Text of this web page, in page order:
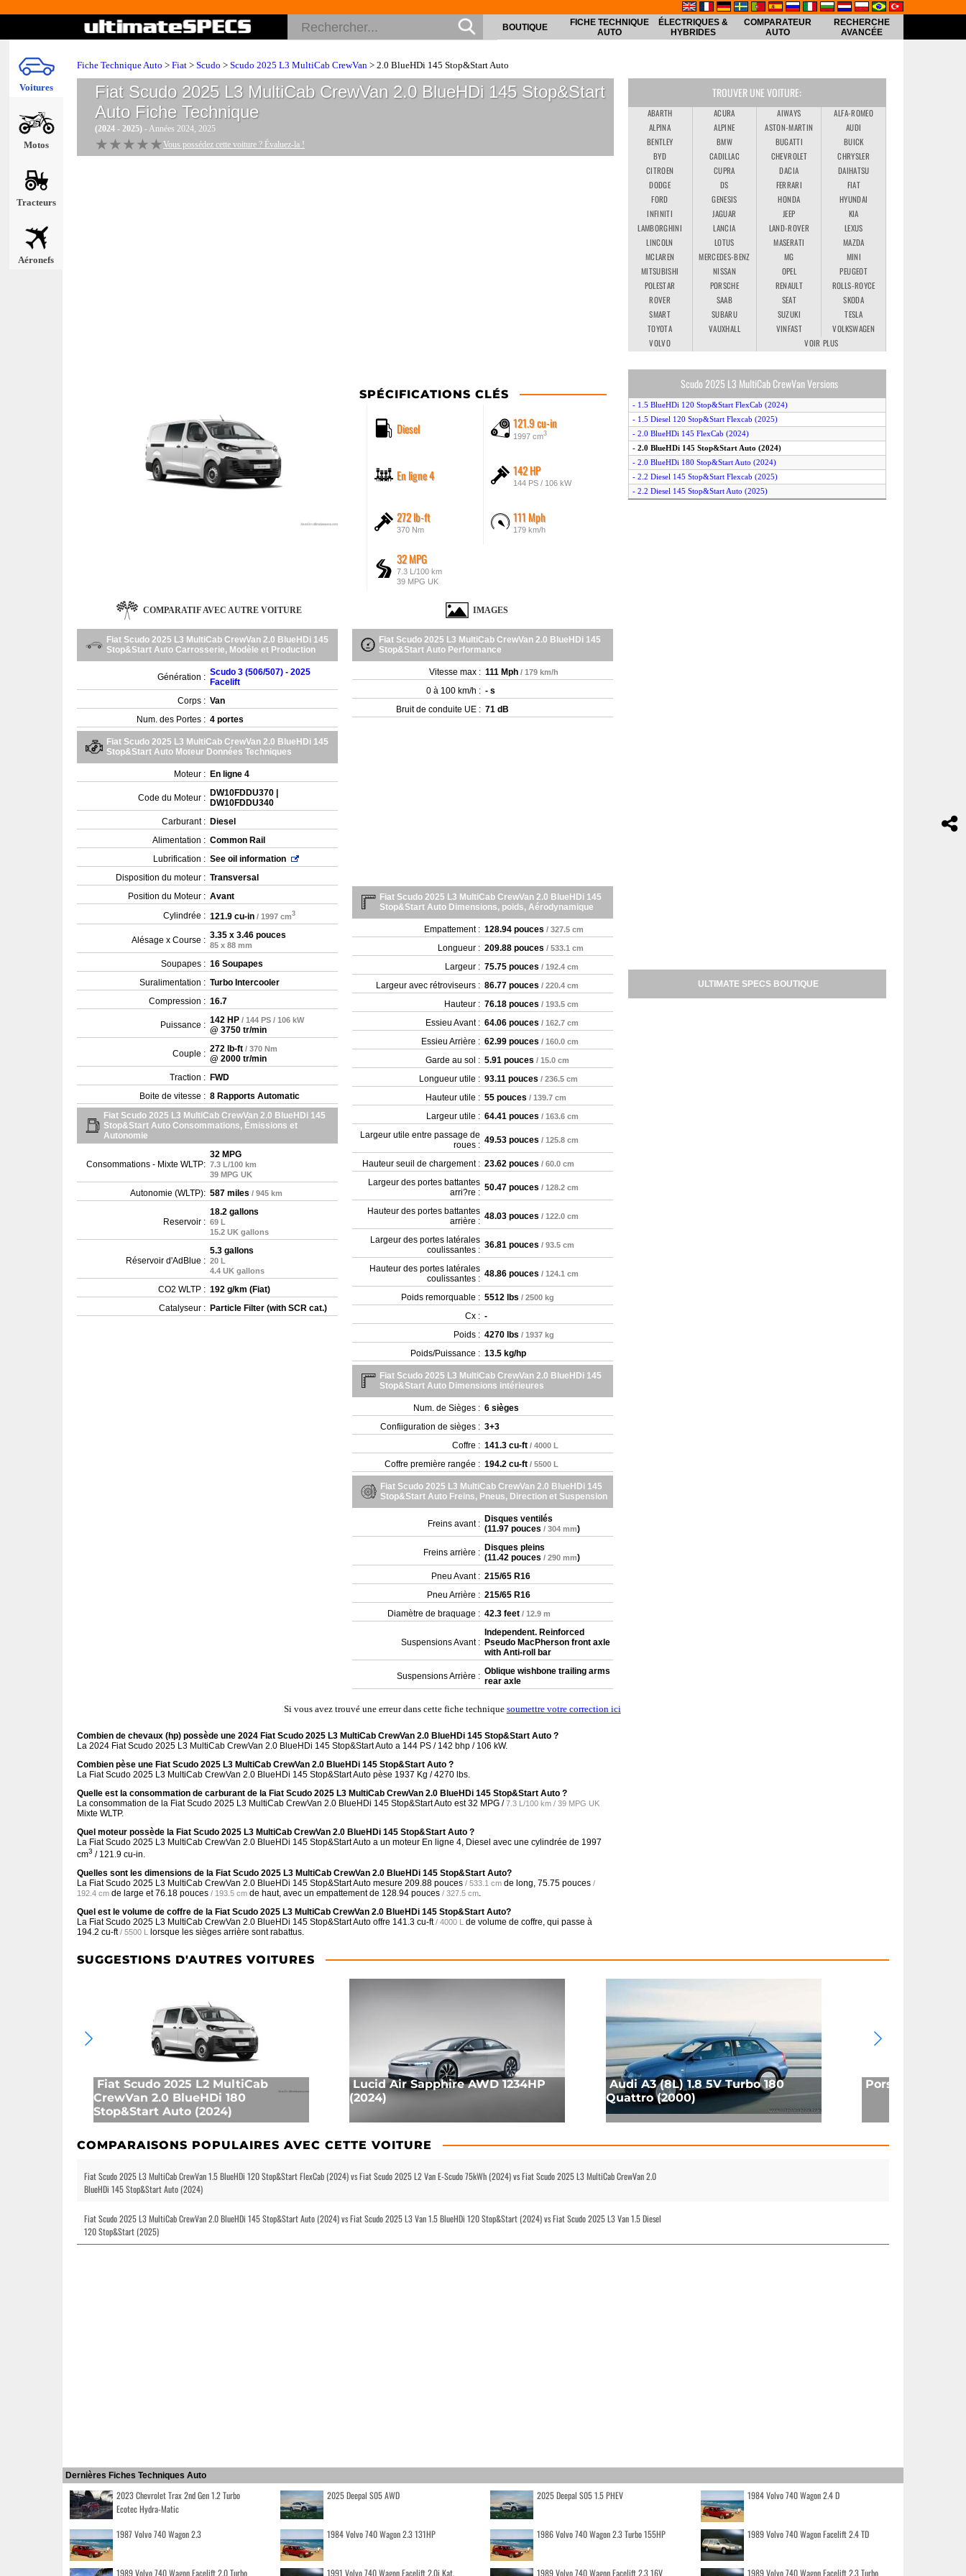
Voitures
Motos
Tracteurs
Aéronefs
BOUTIQUE
FICHE TECHNIQUE
AUTO
ÉLECTRIQUES &
HYBRIDES
COMPARATEUR
AUTO
RECHERCHE
AVANCÉE
Fiche Technique Auto > Fiat > Scudo > Scudo 2025 L3 MultiCab CrewVan > 2.0 BlueHDi 145 Stop&Start Auto
Fiat Scudo 2025 L3 MultiCab CrewVan 2.0 BlueHDi 145 Stop&Start
AutoFiche Technique
(2024 - 2025) - Années 2024, 2025
★★★★★
★★★★★ Vous possédez cette voiture ? Évaluez-la !
SPÉCIFICATIONS CLÉS
Diesel 121.9 cu-in
1997 cm3
En ligne 4 142 HP
144 PS / 106 kW
272 lb-ft
370 Nm
111 Mph
179 km/h
32 MPG
7.3 L/100 km
39 MPG UK
COMPARATIF AVEC AUTRE VOITURE IMAGES
Fiat Scudo 2025 L3 MultiCab CrewVan 2.0 BlueHDi 145
Stop&Start Auto Carrosserie, Modèle et Production
Génération : Scudo 3 (506/507) - 2025
Facelift
Corps : Van
Num. des Portes : 4 portes
Fiat Scudo 2025 L3 MultiCab CrewVan 2.0 BlueHDi 145
Stop&Start Auto Moteur Données Techniques
Moteur : En ligne 4
Code du Moteur : DW10FDDU370 |
DW10FDDU340
Carburant : Diesel
Alimentation : Common Rail
Lubrification : See oil information
Disposition du moteur : Transversal
Position du Moteur : Avant
Cylindrée : 121.9 cu-in / 1997 cm3
Alésage x Course : 3.35 x 3.46 pouces
85 x 88 mm
Soupapes : 16 Soupapes
Suralimentation : Turbo Intercooler
Compression : 16.7
Puissance : 142 HP / 144 PS / 106 kW
@ 3750 tr/min
Couple : 272 lb-ft / 370 Nm
@ 2000 tr/min
Traction : FWD
Boite de vitesse : 8 Rapports Automatic
Fiat Scudo 2025 L3 MultiCab CrewVan 2.0 BlueHDi 145
Stop&Start Auto Consommations, Émissions et
Autonomie
Consommations - Mixte WLTP:
32 MPG
7.3 L/100 km
39 MPG UK
Autonomie (WLTP): 587 miles / 945 km
Reservoir :
18.2 gallons
69 L
15.2 UK gallons
Réservoir d'AdBlue :
5.3 gallons
20 L
4.4 UK gallons
CO2 WLTP : 192 g/km (Fiat)
Catalyseur : Particle Filter (with SCR cat.)
Fiat Scudo 2025 L3 MultiCab CrewVan 2.0 BlueHDi 145
Stop&Start Auto Performance
Vitesse max : 111 Mph / 179 km/h
0 à 100 km/h : - s
Bruit de conduite UE : 71 dB
Fiat Scudo 2025 L3 MultiCab CrewVan 2.0 BlueHDi 145
Stop&Start Auto Dimensions, poids, Aérodynamique
Empattement : 128.94 pouces / 327.5 cm
Longueur : 209.88 pouces / 533.1 cm
Largeur : 75.75 pouces / 192.4 cm
Largeur avec rétroviseurs : 86.77 pouces / 220.4 cm
Hauteur : 76.18 pouces / 193.5 cm
Essieu Avant : 64.06 pouces / 162.7 cm
Essieu Arrière : 62.99 pouces / 160.0 cm
Garde au sol : 5.91 pouces / 15.0 cm
Longueur utile : 93.11 pouces / 236.5 cm
Hauteur utile : 55 pouces / 139.7 cm
Largeur utile : 64.41 pouces / 163.6 cm
Largeur utile entre passage de
roues : 49.53 pouces / 125.8 cm
Hauteur seuil de chargement : 23.62 pouces / 60.0 cm
Largeur des portes battantes
arri?re : 50.47 pouces / 128.2 cm
Hauteur des portes battantes
arrière : 48.03 pouces / 122.0 cm
Largeur des portes latérales
coulissantes : 36.81 pouces / 93.5 cm
Hauteur des portes latérales
coulissantes : 48.86 pouces / 124.1 cm
Poids remorquable : 5512 lbs / 2500 kg
Cx : -
Poids : 4270 lbs / 1937 kg
Poids/Puissance : 13.5 kg/hp
Fiat Scudo 2025 L3 MultiCab CrewVan 2.0 BlueHDi 145
Stop&Start Auto Dimensions intérieures
Num. de Sièges : 6 sièges
Confiiguration de sièges : 3+3
Coffre : 141.3 cu-ft / 4000 L
Coffre première rangée : 194.2 cu-ft / 5500 L
Fiat Scudo 2025 L3 MultiCab CrewVan 2.0 BlueHDi 145
Stop&Start Auto Freins, Pneus, Direction et Suspension
Freins avant : Disques ventilés
(11.97 pouces / 304 mm)
Freins arrière : Disques pleins
(11.42 pouces / 290 mm)
Pneu Avant : 215/65 R16
Pneu Arrière : 215/65 R16
Diamètre de braquage : 42.3 feet / 12.9 m
Suspensions Avant :
Independent. Reinforced
Pseudo MacPherson front axle
with Anti-roll bar
Suspensions Arrière : Oblique wishbone trailing arms
rear axle
Si vous avez trouvé une erreur dans cette fiche technique soumettre votre correction ici
Combien de chevaux (hp) possède une 2024 Fiat Scudo 2025 L3 MultiCab CrewVan 2.0 BlueHDi 145 Stop&Start Auto ?
La 2024 Fiat Scudo 2025 L3 MultiCab CrewVan 2.0 BlueHDi 145 Stop&Start Auto a 144 PS / 142 bhp / 106 kW.
Combien pèse une Fiat Scudo 2025 L3 MultiCab CrewVan 2.0 BlueHDi 145 Stop&Start Auto ?
La Fiat Scudo 2025 L3 MultiCab CrewVan 2.0 BlueHDi 145 Stop&Start Auto pèse 1937 Kg / 4270 lbs.
Quelle est la consommation de carburant de la Fiat Scudo 2025 L3 MultiCab CrewVan 2.0 BlueHDi 145 Stop&Start Auto ?
La consommation de la Fiat Scudo 2025 L3 MultiCab CrewVan 2.0 BlueHDi 145 Stop&Start Auto est32 MPG /7.3 L/100 km / 39 MPG UK
Mixte WLTP.
Quel moteur possède la Fiat Scudo 2025 L3 MultiCab CrewVan 2.0 BlueHDi 145 Stop&Start Auto ?
La Fiat Scudo 2025 L3 MultiCab CrewVan 2.0 BlueHDi 145 Stop&Start Auto a un moteur En ligne 4, Diesel avec une cylindrée de 1997
cm3 / 121.9 cu-in.
Quelles sont les dimensions de la Fiat Scudo 2025 L3 MultiCab CrewVan 2.0 BlueHDi 145 Stop&Start Auto?
La Fiat Scudo 2025 L3 MultiCab CrewVan 2.0 BlueHDi 145 Stop&Start Auto mesure 209.88 pouces / 533.1 cm de long, 75.75 pouces /
192.4 cm de large et76.18 pouces / 193.5 cm de haut, avec un empattement de 128.94 pouces / 327.5 cm.
Quel est le volume de coffre de la Fiat Scudo 2025 L3 MultiCab CrewVan 2.0 BlueHDi 145 Stop&Start Auto?
La Fiat Scudo 2025 L3 MultiCab CrewVan 2.0 BlueHDi 145 Stop&Start Auto offre 141.3 cu-ft / 4000 L de volume de coffre, qui passe à
194.2 cu-ft / 5500 L lorsque les sièges arrière sont rabattus.
TROUVER UNE VOITURE:
ABARTH ACURA AIWAYS
ALFA-ROMEO
ALPINA
ALPINE ASTON-MARTIN
AUDI
BENTLEY
BMW BUGATTI
BUICK
BYD
CADILLAC CHEVROLET
CHRYSLER
CITROEN
CUPRA DACIA
DAIHATSU
DODGE
DS FERRARI
FIAT
FORD
GENESIS HONDA
HYUNDAI
INFINITI
JAGUAR JEEP
KIA
LAMBORGHINI
LANCIA LAND-ROVER
LEXUS
LINCOLN
LOTUS MASERATI
MAZDA
MCLAREN
MERCEDES-BENZ MG
MINI
MITSUBISHI
NISSAN OPEL
PEUGEOT
POLESTAR
PORSCHE RENAULT
ROLLS-ROYCE
ROVER
SAAB SEAT
SKODA
SMART
SUBARU SUZUKI
TESLA
TOYOTA
VAUXHALL VINFAST
VOLKSWAGEN
VOLVO
VOIR PLUS
Scudo 2025 L3 MultiCab CrewVan Versions
- 1.5 BlueHDi 120 Stop&Start FlexCab (2024)
- 1.5 Diesel 120 Stop&Start Flexcab (2025)
- 2.0 BlueHDi 145 FlexCab (2024)
- 2.0 BlueHDi 145 Stop&Start Auto (2024)
- 2.0 BlueHDi 180 Stop&Start Auto (2024)
- 2.2 Diesel 145 Stop&Start Flexcab (2025)
- 2.2 Diesel 145 Stop&Start Auto (2025)
ULTIMATE SPECS BOUTIQUE
SUGGESTIONS D'AUTRES VOITURES
Fiat Scudo 2025 L2 MultiCab
CrewVan 2.0 BlueHDi 180
Stop&Start Auto (2024)
Lucid Air Sapphire AWD 1234HP
(2024)
Audi A3 (8L) 1.8 5V Turbo 180
Quattro (2000)
Porsche 944
COMPARAISONS POPULAIRES AVEC CETTE VOITURE
Fiat Scudo 2025 L3 MultiCab CrewVan 1.5 BlueHDi 120 Stop&Start FlexCab (2024) vs Fiat Scudo 2025 L2 Van E-Scudo 75kWh (2024) vs Fiat Scudo 2025 L3 MultiCab CrewVan 2.0
BlueHDi 145 Stop&Start Auto (2024)
Fiat Scudo 2025 L3 MultiCab CrewVan 2.0 BlueHDi 145 Stop&Start Auto (2024) vs Fiat Scudo 2025 L3 Van 1.5 BlueHDi 120 Stop&Start (2024) vs Fiat Scudo 2025 L3 Van 1.5 Diesel
120 Stop&Start (2025)
Dernières Fiches Techniques Auto
2023 Chevrolet Trax 2nd Gen 1.2 Turbo
Ecotec Hydra-Matic
2025 Deepal S05 AWD 2025 Deepal S05 1.5 PHEV 1984 Volvo 740 Wagon 2.4 D
1987 Volvo 740 Wagon 2.3 1984 Volvo 740 Wagon 2.3 131HP 1986 Volvo 740 Wagon 2.3 Turbo 155HP 1989 Volvo 740 Wagon Facelift 2.4 TD
1989 Volvo 740 Wagon Facelift 2.0 Turbo 1991 Volvo 740 Wagon Facelift 2.0i Kat. 1989 Volvo 740 Wagon Facelift 2.3 16V 1989 Volvo 740 Wagon Facelift 2.3 Turbo